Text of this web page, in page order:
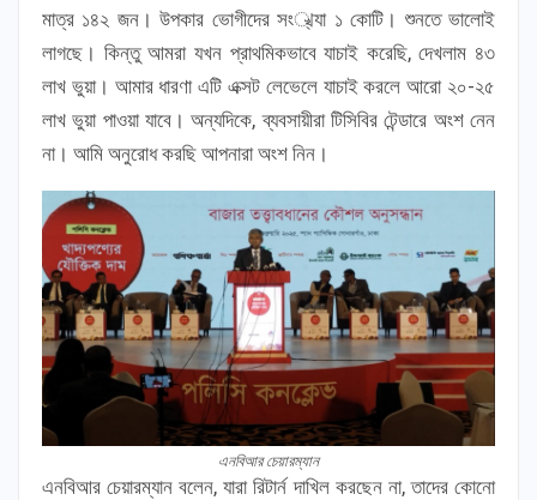
মাত্র ১৪২ জন। উপকার ভোগীদের সং্খ্যা ১ কোটি। শুনতে ভালোই
লাগছে। কিন্তু আমরা যখন প্রাথমিকভাবে যাচাই করেছি, দেখলাম ৪৩
লাখ ভুয়া। আমার ধারণা এটি এক্সট লেভেলে যাচাই করলে আরো ২০-২৫
লাখ ভুয়া পাওয়া যাবে। অন্যদিকে, ব্যবসায়ীরা টিসিবির টেন্ডারে অংশ নেন
না। আমি অনুরোধ করছি আপনারা অংশ নিন।
এনবিআর চেয়ারম্যান
এনবিআর চেয়ারম্যান বলেন, যারা রিটার্ন দাখিল করছেন না, তাদের কোনো